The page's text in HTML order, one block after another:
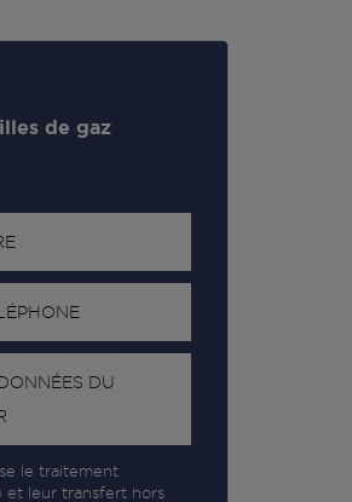
de gaz
DU
le traitement
et leur transfert hors